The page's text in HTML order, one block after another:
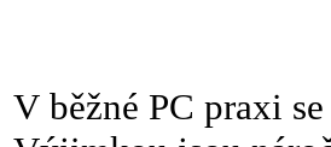
V běžné PC praxi